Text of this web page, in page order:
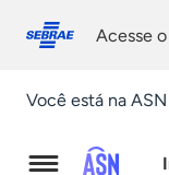
conosco
Acesse
Você está na ASN